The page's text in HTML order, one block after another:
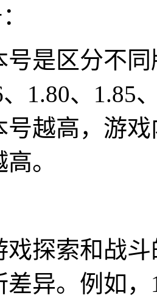
号是区分不
1.80、1.85
号越高，游
。
戏探索和战
差异。例如